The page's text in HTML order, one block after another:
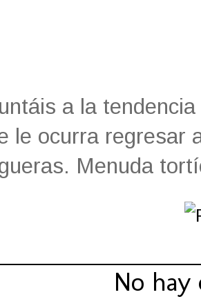
a la
le ocurra regresar
Menuda
No